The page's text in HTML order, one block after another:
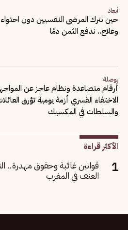
أبعاد
حين نترك المرضى النفسيين دون احتواء
وعلاج.. ندفع الثمن دمًا
بوصلة
أرقام متصاعدة ونظام عاجز عن
الاختفاء القسري أزمة يومية تؤرق
والسلطات في المكسيك
الأكثر قراءة
قوانين غائبة وحقوق مهدرة..
العنف في المغرب